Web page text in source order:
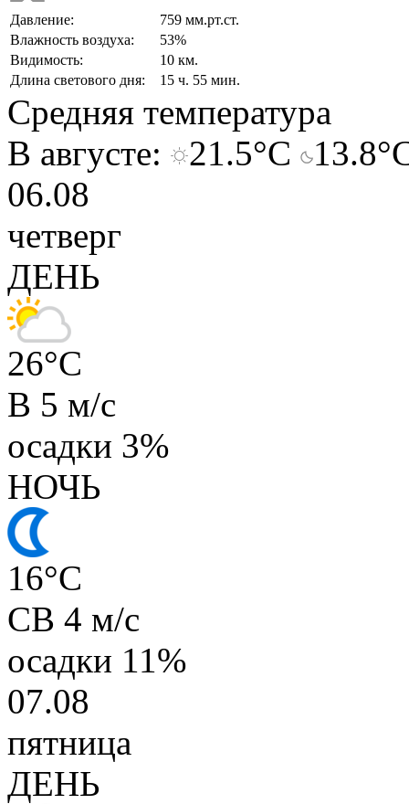
Давление:
759 мм.рт.ст.
Влажность воздуха:
53%
Видимость:
10 км.
Длина светового дня:
15 ч. 55 мин.
Средняя температура
В августе:
21.5°C
06.08
четверг
ДЕНЬ
26°C
В 5 м/с
осадки 3%
НОЧЬ
16°C
СВ 4 м/с
осадки 11%
07.08
пятница
ДЕНЬ